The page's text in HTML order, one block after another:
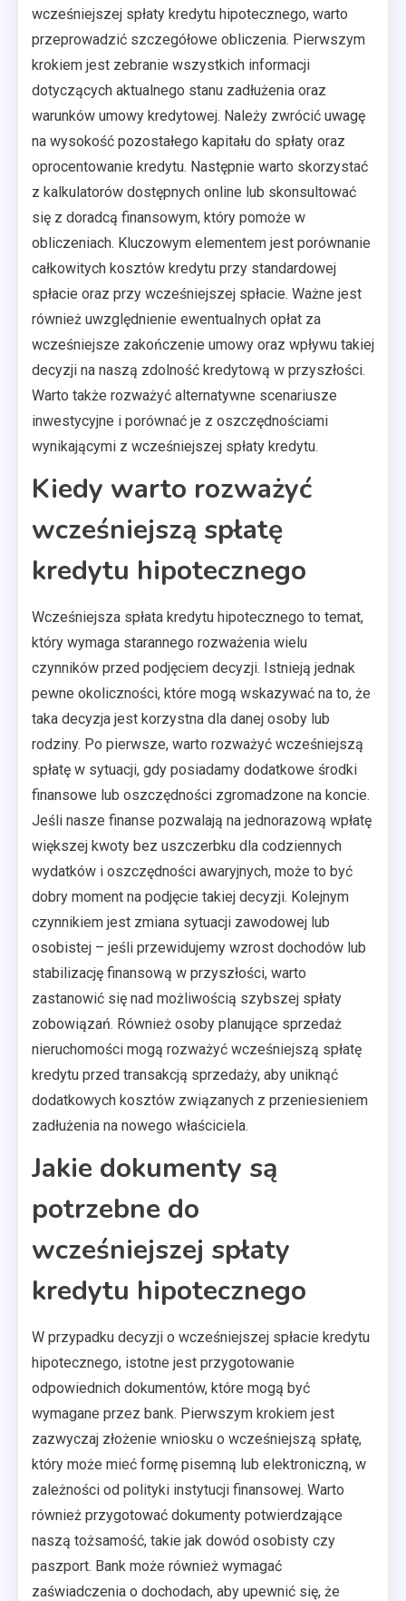
wcześniejszej spłaty kredytu hipotecznego, warto
przeprowadzić szczegółowe obliczenia. Pierwszym
krokiem jest zebranie wszystkich informacji
dotyczących aktualnego stanu zadłużenia oraz
warunków umowy kredytowej. Należy zwrócić uwagę
na wysokość pozostałego kapitału do spłaty oraz
oprocentowanie kredytu. Następnie warto skorzystać
z kalkulatorów dostępnych online lub skonsultować
się z doradcą finansowym, który pomoże w
obliczeniach. Kluczowym elementem jest porównanie
całkowitych kosztów kredytu przy standardowej
spłacie oraz przy wcześniejszej spłacie. Ważne jest
również uwzględnienie ewentualnych opłat za
wcześniejsze zakończenie umowy oraz wpływu takiej
decyzji na naszą zdolność kredytową w przyszłości.
Warto także rozważyć alternatywne scenariusze
inwestycyjne i porównać je z oszczędnościami
wynikającymi z wcześniejszej spłaty kredytu.
Kiedy warto rozważyć
wcześniejszą spłatę
kredytu hipotecznego
Wcześniejsza spłata kredytu hipotecznego to temat,
który wymaga starannego rozważenia wielu
czynników przed podjęciem decyzji. Istnieją jednak
pewne okoliczności, które mogą wskazywać na to, że
taka decyzja jest korzystna dla danej osoby lub
rodziny. Po pierwsze, warto rozważyć wcześniejszą
spłatę w sytuacji, gdy posiadamy dodatkowe środki
finansowe lub oszczędności zgromadzone na koncie.
Jeśli nasze finanse pozwalają na jednorazową wpłatę
większej kwoty bez uszczerbku dla codziennych
wydatków i oszczędności awaryjnych, może to być
dobry moment na podjęcie takiej decyzji. Kolejnym
czynnikiem jest zmiana sytuacji zawodowej lub
osobistej – jeśli przewidujemy wzrost dochodów lub
stabilizację finansową w przyszłości, warto
zastanowić się nad możliwością szybszej spłaty
zobowiązań. Również osoby planujące sprzedaż
nieruchomości mogą rozważyć wcześniejszą spłatę
kredytu przed transakcją sprzedaży, aby uniknąć
dodatkowych kosztów związanych z przeniesieniem
zadłużenia na nowego właściciela.
Jakie dokumenty są
potrzebne do
wcześniejszej spłaty
kredytu hipotecznego
W przypadku decyzji o wcześniejszej spłacie kredytu
hipotecznego, istotne jest przygotowanie
odpowiednich dokumentów, które mogą być
wymagane przez bank. Pierwszym krokiem jest
zazwyczaj złożenie wniosku o wcześniejszą spłatę,
który może mieć formę pisemną lub elektroniczną, w
zależności od polityki instytucji finansowej. Warto
również przygotować dokumenty potwierdzające
naszą tożsamość, takie jak dowód osobisty czy
paszport. Bank może również wymagać
zaświadczenia o dochodach, aby upewnić się, że